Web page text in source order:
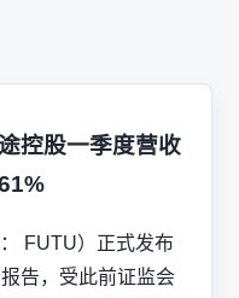
控股一季度营收
FUTU）正式发布
告，受此前证监会